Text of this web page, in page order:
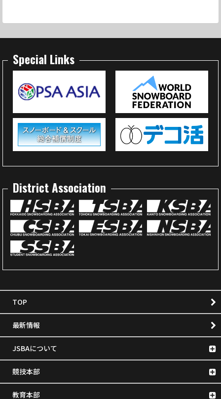
Special Links
District Association
TOP
最新情報
JSBAについて
競技本部
教育本部